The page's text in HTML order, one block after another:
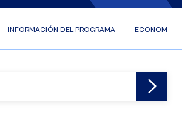
INFORMACIÓN DEL PROGRAMA